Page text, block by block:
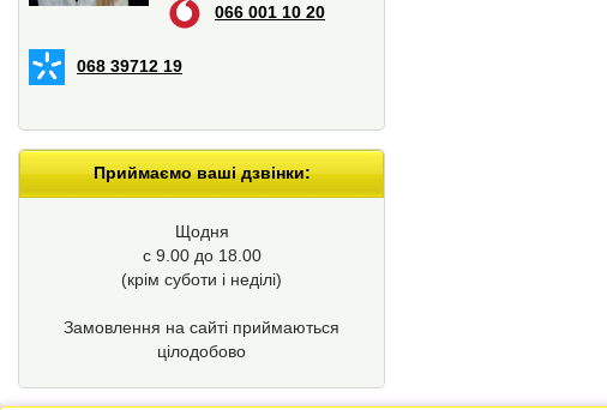
066 001 10 20
068 39712 19
Приймаємо ваші дзвінки:
Щодня
с 9.00 до 18.00
(крім суботи і неділі)
Замовлення на сайті приймаються
цілодобово